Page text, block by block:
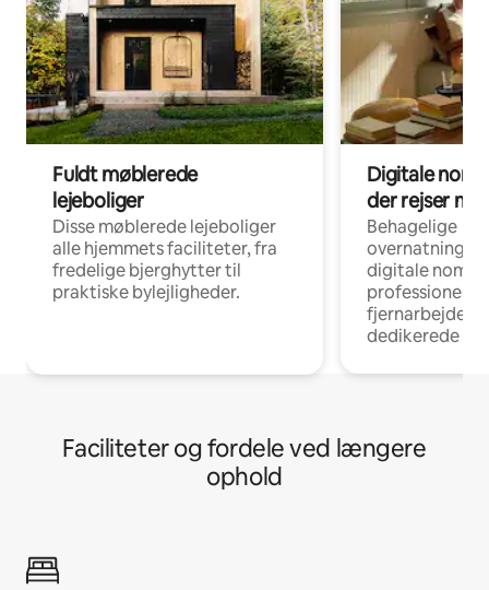
Fuldt møblerede
lejeboliger
Disse møblerede lejeboliger
alle hjemmets faciliteter, fra
fredelige bjerghytter til
praktiske bylejligheder.
Digitale
der rejser
Behagelige
digitale
professionelle
fjernarbejde,
dedikerede
Faciliteter og fordele ved længere
ophold